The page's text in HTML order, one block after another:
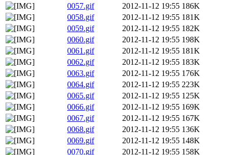
0057.gif
2012-11-12 19:55 186K
0058.gif
2012-11-12 19:55 181K
0059.gif
2012-11-12 19:55 182K
0060.gif
2012-11-12 19:55 198K
0061.gif
2012-11-12 19:55 181K
0062.gif
2012-11-12 19:55 183K
0063.gif
2012-11-12 19:55 176K
0064.gif
2012-11-12 19:55 223K
0065.gif
2012-11-12 19:55 125K
0066.gif
2012-11-12 19:55 169K
0067.gif
2012-11-12 19:55 167K
0068.gif
2012-11-12 19:55 136K
0069.gif
2012-11-12 19:55 148K
0070.gif
2012-11-12 19:55 158K